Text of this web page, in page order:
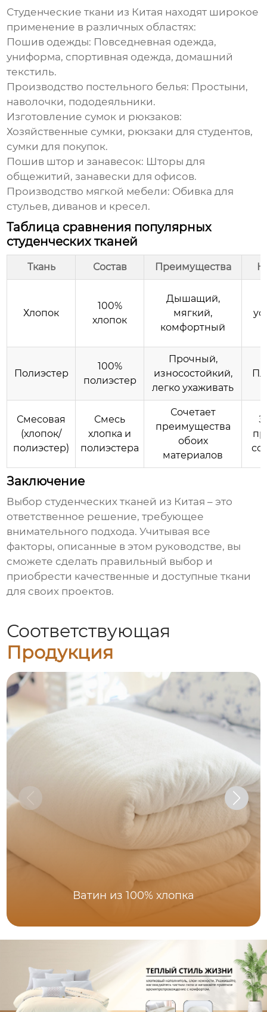
Студенческие ткани из Китая находят широкое
применение в различных областях:
Пошив одежды: Повседневная одежда,
униформа, спортивная одежда, домашний
текстиль.
Производство постельного белья: Простыни,
наволочки, пододеяльники.
Изготовление сумок и рюкзаков:
Хозяйственные сумки, рюкзаки для студентов,
сумки для покупок.
Пошив штор и занавесок: Шторы для
общежитий, занавески для офисов.
Производство мягкой мебели: Обивка для
стульев, диванов и кресел.
Таблица сравнения популярных
студенческих тканей
Ткань Состав Преимущества
Хлопок
100%
хлопок
Дышащий,
мягкий,
комфортный
Полиэстер
100%
полиэстер
Прочный,
износостойкий,
легко ухаживать
Смесовая
(хлопок/
полиэстер)
Смесь
хлопка и
полиэстера
Сочетает
преимущества
обоих
материалов
Заключение
Выбор студенческих тканей из Китая – это
ответственное решение, требующее
внимательного подхода. Учитывая все
факторы, описанные в этом руководстве, вы
сможете сделать правильный выбор и
приобрести качественные и доступные ткани
для своих проектов.
Соответствующая
Продукция
Ватин из 100% хлопка